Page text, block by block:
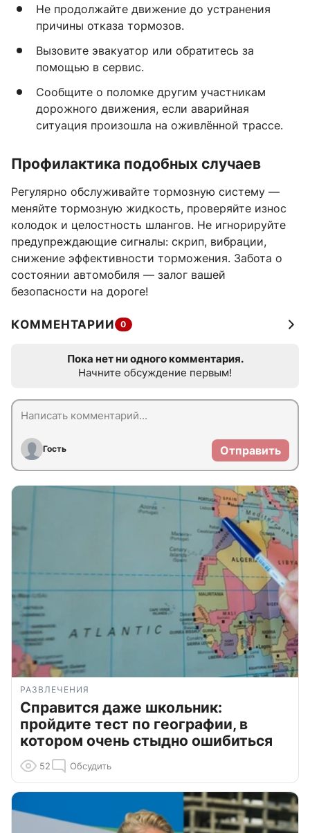
Не продолжайте движение до устранения
причины отказа тормозов.
Вызовите эвакуатор или обратитесь за
помощью в сервис.
Сообщите о поломке другим участникам
дорожного движения, если аварийная
ситуация произошла на оживлённой трассе.
Профилактика подобных случаев
Регулярно обслуживайте тормозную систему —
меняйте тормозную жидкость, проверяйте износ
колодок и целостность шлангов. Не игнорируйте
предупреждающие сигналы: скрип, вибрации,
снижение эффективности торможения. Забота о
состоянии автомобиля — залог вашей
безопасности на дороге!
КОММЕНТАРИИ 0
Пока нет ни одного комментария.
Начните обсуждение первым!
Гость Отправить
РАЗВЛЕЧЕНИЯ
Справится даже школьник:
пройдите тест по географии, в
котором очень стыдно ошибиться
52 Обсудить